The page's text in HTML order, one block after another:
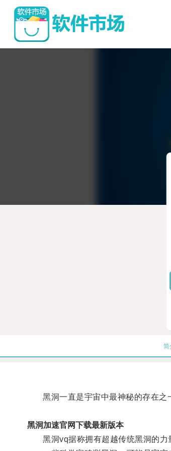
简
黑洞一直是宇宙中最神秘的存在之
黑洞加速官网下载最新版本
黑洞vq据称拥有超越传统黑洞的力